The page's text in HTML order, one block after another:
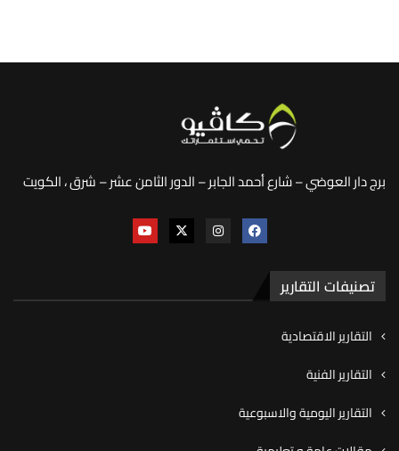
برج دار العوضي – شارع أحمد الجابر – الدور الثامن عشر – شرق ، الكويت
تصنيفات التقارير
التقارير الاقتصادية
التقارير الفنية
التقارير اليومية والاسبوعية